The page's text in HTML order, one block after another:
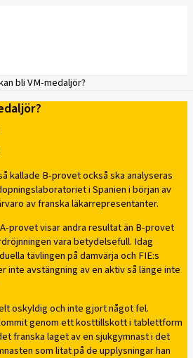
bli VM-medaljör?
kallade B-provet också ska analyseras
i Spanien i början av
av franska läkarrepresentanter.
provet visar andra resultat än B-provet
vara betydelsefull. Idag
tävlingen på damvärja och FIE:s
avstängning av en aktiv så länge inte
oskyldig och inte gjort något fel.
genom ett kosttillskott i tablettform
franska laget av en sjukgymnast i det
som litat på de upplysningar han